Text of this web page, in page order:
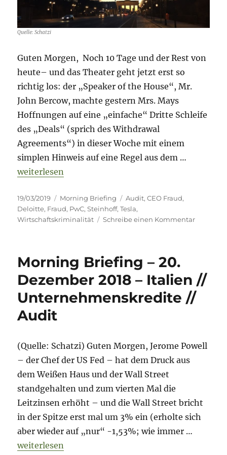
Quelle: Schatzi
Guten Morgen, Noch 10 Tage und der Rest von
heute– und das Theater geht jetzt erst so
richtig los: der „Speaker of the House“, Mr.
John Bercow, machte gestern Mrs. Mays
Hoffnungen auf eine „einfache“ Dritte Schleife
des „Deals“ (sprich des Withdrawal
Agreements“) in dieser Woche mit einem
simplen Hinweis auf eine Regel aus dem …
„Morning Briefing – 19. März 2019 – Steinhoff //
weiterlesen
Veröffentlicht
am
19/03/2019 Kategorien
Morning Briefing Schlagwörter
Audit,CEO Fraud,
Deloitte, Fraud, PwC,Steinhoff,Tesla,
Wirtschaftskriminalität
Schreibe einen Kommentarzu
März
2019
–
Audit
Morning Briefing – 20.
Dezember 2018 – Italien //
Unternehmenskredite //
Audit
(Quelle: Schatzi) Guten Morgen, Jerome Powell
– der Chef der US Fed – hat dem Druck aus
dem Weißen Haus und der Wall Street
standgehalten und zum vierten Mal die
Leitzinsen erhöht – und die Wall Street bricht
in der Spitze erst mal um 3% ein (erholte sich
aber wieder auf „nur“ -1,53%; wie immer …
„Morning Briefing – 20. Dezember 2018 – Italien
weiterlesen